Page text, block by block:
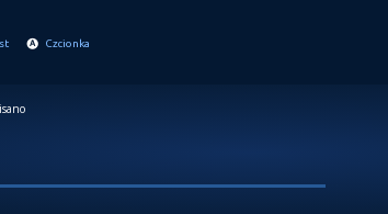
Czcionka